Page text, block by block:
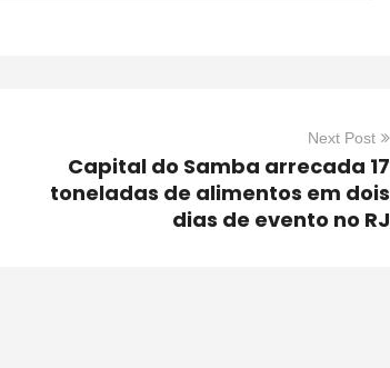
Next Post
Capital do Samba arrecada 17
toneladas de alimentos em dois
dias de evento no RJ